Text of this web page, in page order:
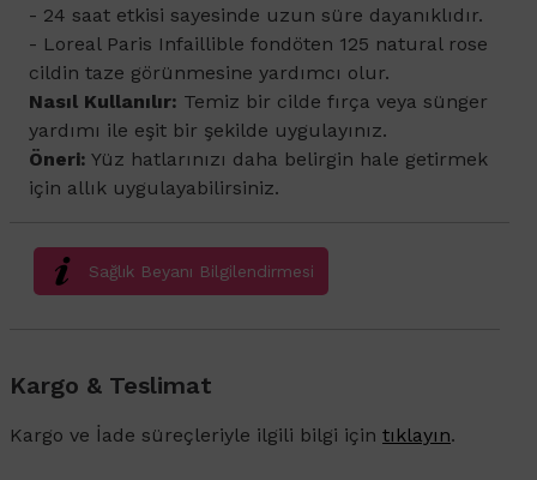
- 24 saat etkisi sayesinde uzun süre dayanıklıdır.
- Loreal Paris Infaillible fondöten 125 natural rose
cildin taze görünmesine yardımcı olur.
Nasıl Kullanılır: Temiz bir cilde fırça veya sünger
yardımı ile eşit bir şekilde uygulayınız.
Öneri: Yüz hatlarınızı daha belirgin hale getirmek
için allık uygulayabilirsiniz.
Sağlık Beyanı Bilgilendirmesi
Kargo & Teslimat
Kargo ve İade süreçleriyle ilgili bilgi için tıklayın.